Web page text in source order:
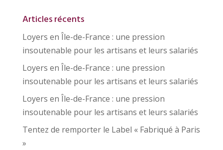
Articles récents
Loyers en Île-de-France : une pression
insoutenable pour les artisans et leurs salariés
Loyers en Île-de-France : une pression
insoutenable pour les artisans et leurs salariés
Loyers en Île-de-France : une pression
insoutenable pour les artisans et leurs salariés
Tentez de remporter le Label « Fabriqué à Paris
»